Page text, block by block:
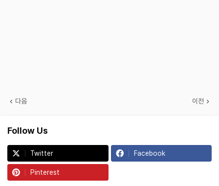
다음 이전
Follow Us
Twitter Facebook
Pinterest